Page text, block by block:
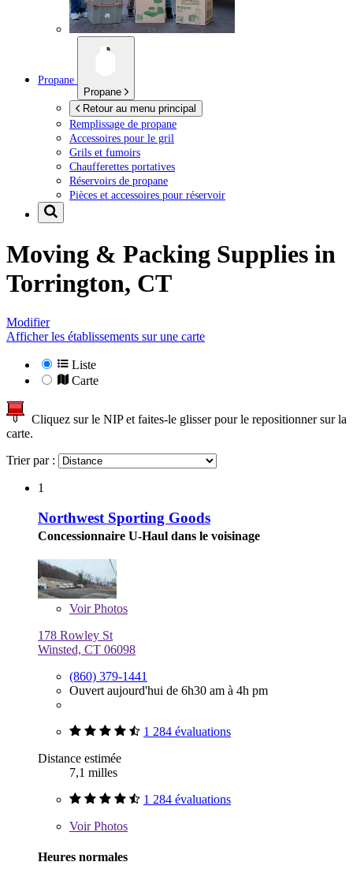
Propane
Propane
Retour au menu principal
Remplissage de propane
Accessoires pour le gril
Grils et fumoirs
Chaufferettes portatives
Réservoirs de propane
Pièces et accessoires pour réservoir
Moving & Packing Supplies in
Torrington, CT
Modifier
Afficher les établissements sur une carte
Liste
Carte
Cliquez sur le NIP et faites-le glisser pour le repositionner sur la
carte.
Trier par :
1
Northwest Sporting Goods
Concessionnaire U-Haul dans le voisinage
VoirPhotos
178 Rowley St
Winsted, CT 06098
(860) 379-1441
Ouvert aujourd'hui de 6h30 am à 4h pm
1 284 évaluations
Distance estimée
7,1 milles
1 284 évaluations
VoirPhotos
Heures normales